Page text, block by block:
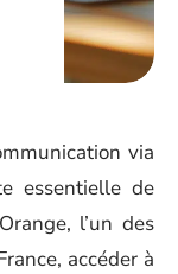
via
essentielle de
l’un des
accéder à